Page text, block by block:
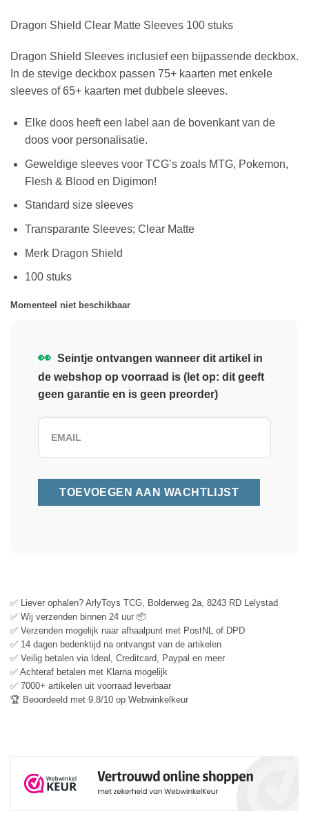
Dragon Shield Clear Matte Sleeves 100 stuks
Dragon Shield Sleeves inclusief een bijpassende deckbox.
In de stevige deckbox passen 75+ kaarten met enkele
sleeves of 65+ kaarten met dubbele sleeves.
Elke doos heeft een label aan de bovenkant van de
doos voor personalisatie.
Geweldige sleeves voor TCG’s zoals MTG, Pokemon,
Flesh & Blood en Digimon!
Standard size sleeves
Transparante Sleeves; Clear Matte
Merk Dragon Shield
100 stuks
Momenteel niet beschikbaar
👀 Seintje ontvangen wanneer dit artikel in
de webshop op voorraad is (let op: dit geeft
geen garantie en is geen preorder)
✅ Liever ophalen? ArlyToys TCG, Bolderweg 2a, 8243 RD Lelystad
✅ Wij verzenden binnen 24 uur 📦
✅ Verzenden mogelijk naar afhaalpunt met PostNL of DPD
✅ 14 dagen bedenktijd na ontvangst van de artikelen
✅ Veilig betalen via Ideal, Creditcard, Paypal en meer
✅ Achteraf betalen met Klarna mogelijk
✅ 7000+ artikelen uit voorraad leverbaar
🏆 Beoordeeld met 9.8/10 op Webwinkelkeur